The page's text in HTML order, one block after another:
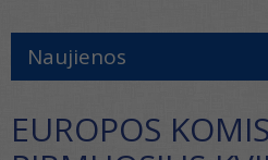
Naujienos
EUROPOS